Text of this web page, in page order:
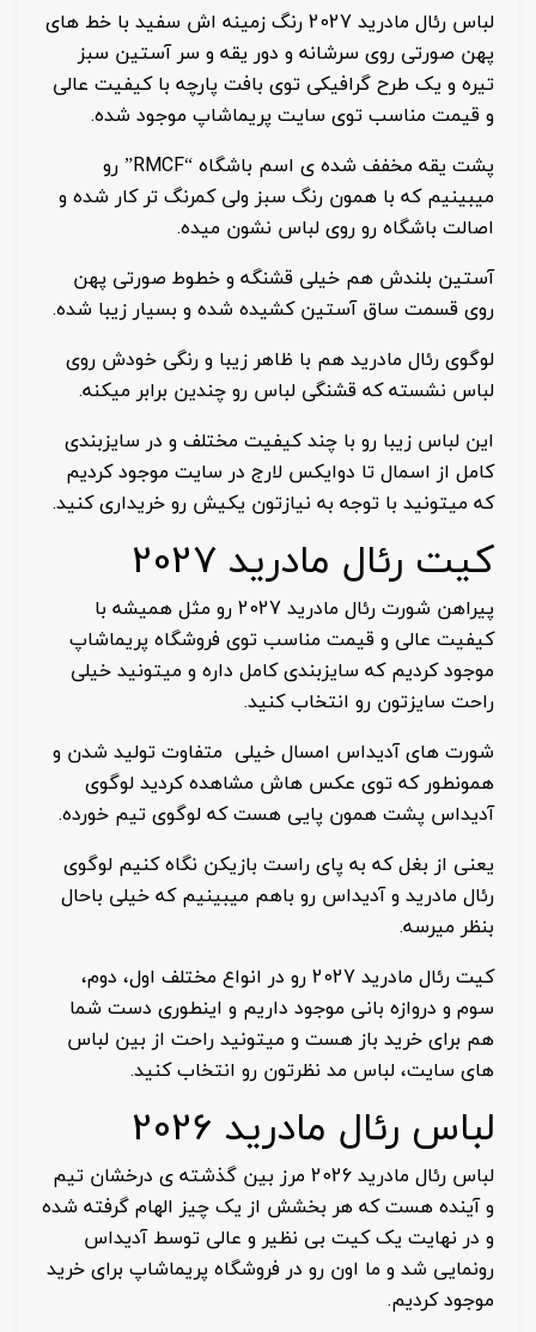
لباس رئال مادرید 2027 رنگ زمینه اش سفید با خط های
پهن صورتی روی سرشانه و دور یقه و سر آستین سبز
تیره و یک طرح گرافیکی توی بافت پارچه با کیفیت عالی
و قیمت مناسب توی سایت پریماشاپ موجود شده.
پشت یقه مخفف شده ی اسم باشگاه “RMCF” رو
میبینیم که با همون رنگ سبز ولی کمرنگ تر کار شده و
اصالت باشگاه رو روی لباس نشون میده.
آستین بلندش هم خیلی قشنگه و خطوط صورتی پهن
روی قسمت ساق آستین کشیده شده و بسیار زیبا شده.
لوگوی رئال مادرید هم با ظاهر زیبا و رنگی خودش روی
لباس نشسته که قشنگی لباس رو چندین برابر میکنه.
این لباس زیبا رو با چند کیفیت مختلف و در سایزبندی
کامل از اسمال تا دوایکس لارج در سایت موجود کردیم
که میتونید با توجه به نیازتون یکیش رو خریداری کنید.
کیت رئال مادرید 2027
پیراهن شورت رئال مادرید 2027 رو مثل همیشه با
کیفیت عالی و قیمت مناسب توی فروشگاه پریماشاپ
موجود کردیم که سایزبندی کامل داره و میتونید خیلی
راحت سایزتون رو انتخاب کنید.
شورت های آدیداس امسال خیلی متفاوت تولید شدن و
همونطور که توی عکس هاش مشاهده کردید لوگوی
آدیداس پشت همون پایی هست که لوگوی تیم خورده.
یعنی از بغل که به پای راست بازیکن نگاه کنیم لوگوی
رئال مادرید و آدیداس رو باهم میبینیم که خیلی باحال
بنظر میرسه.
کیت رئال مادرید 2027 رو در انواع مختلف اول، دوم،
سوم و دروازه بانی موجود داریم و اینطوری دست شما
هم برای خرید باز هست و میتونید راحت از بین لباس
های سایت، لباس مد نظرتون رو انتخاب کنید.
لباس رئال مادرید 2026
لباس رئال مادرید 2026 مرز بین گذشته ی درخشان تیم
و آینده هست که هر بخشش از یک چیز الهام گرفته شده
و در نهایت یک کیت بی نظیر و عالی توسط آدیداس
رونمایی شد و ما اون رو در فروشگاه پریماشاپ برای خرید
موجود کردیم.